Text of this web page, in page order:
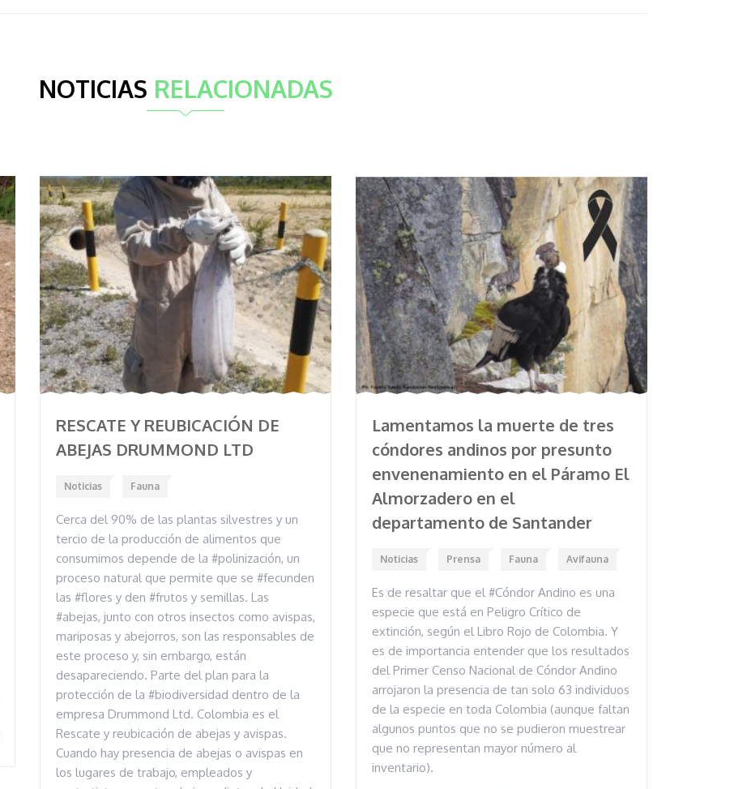
NOTICIAS RELACIONADAS
RESCATE Y REUBICACIÓN DE
ABEJAS DRUMMOND LTD
Noticias Fauna
Cerca del 90% de las plantas silvestres y un
tercio de la producción de alimentos que
consumimos depende de la #polinización, un
proceso natural que permite que se #fecunden
las #flores y den #frutos y semillas. Las
#abejas, junto con otros insectos como avispas,
mariposas y abejorros, son las responsables de
este proceso y, sin embargo, están
desapareciendo. Parte del plan para la
protección de la #biodiversidad dentro de la
empresa Drummond Ltd. Colombia es el
Rescate y reubicación de abejas y avispas.
Cuando hay presencia de abejas o avispas en
los lugares de trabajo, empleados y
Lamentamos la muerte de tres
cóndores andinos por presunto
envenenamiento en el Páramo El
Almorzadero en el
departamento de Santander
Noticias Prensa Fauna Avifauna
Es de resaltar que el #Cóndor Andino es una
especie que está en Peligro Crítico de
extinción, según el Libro Rojo de Colombia. Y
es de importancia entender que los resultados
del Primer Censo Nacional de Cóndor Andino
arrojaron la presencia de tan solo 63 individuos
de la especie en toda Colombia (aunque faltan
algunos puntos que no se pudieron muestrear
que no representan mayor número al
inventario).